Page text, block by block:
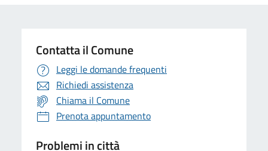
Contatta il Comune
Leggi le domande frequenti
Richiedi assistenza
Chiama il Comune
Prenota appuntamento
Problemi in città